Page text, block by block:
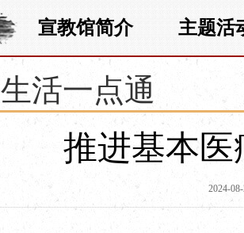
宣教馆简介 主题活
生活一点通
推进基本
2024-